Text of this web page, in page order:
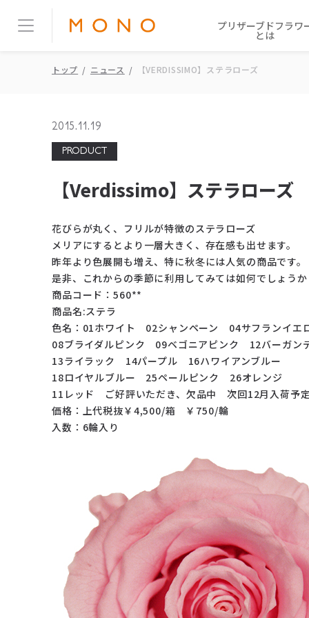
プリザーブドフラワ
とは
トップ ニュース 【VERDISSIMO】ステラローズ
2015.11.19
PRODUCT
【Verdissimo】ステラローズ
花びらが丸く、フリルが特徴のステラローズ
メリアにするとより一層大きく、存在感も出せます。
昨年より色展開も増え、特に秋冬には人気の商品です。
是非、これからの季節に利用してみては如何でしょう
商品コード：560**
商品名:ステラ
色名：01ホワイト 02シャンペーン 04サフランイエ
08ブライダルピンク 09ベゴニアピンク 12バーガン
13ライラック 14パープル 16ハワイアンブルー
18ロイヤルブルー 25ペールピンク 26オレンジ
11レッド ご好評いただき、欠品中 次回12月入荷予
価格：上代税抜￥4,500/箱 ￥750/輪
入数：6輪入り